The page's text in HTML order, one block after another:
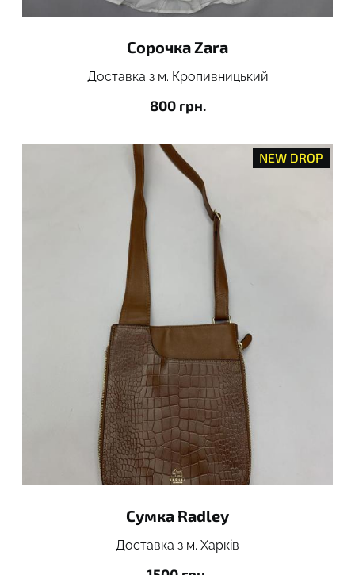
Сорочка Zara
Доставка з м. Кропивницький
800 грн.
NEW DROP
Сумка Radley
Доставка з м. Харків